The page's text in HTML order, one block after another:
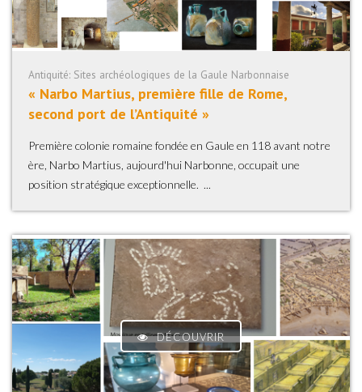
Antiquité: Sites archéologiques de la Gaule Narbonnaise
« Narbo Martius, première fille de Rome,
second port de l’Antiquité »
Première colonie romaine fondée en Gaule en 118 avant notre
ère, Narbo Martius, aujourd'hui Narbonne, occupait une
position stratégique exceptionnelle. ...
DÉCOUVRIR